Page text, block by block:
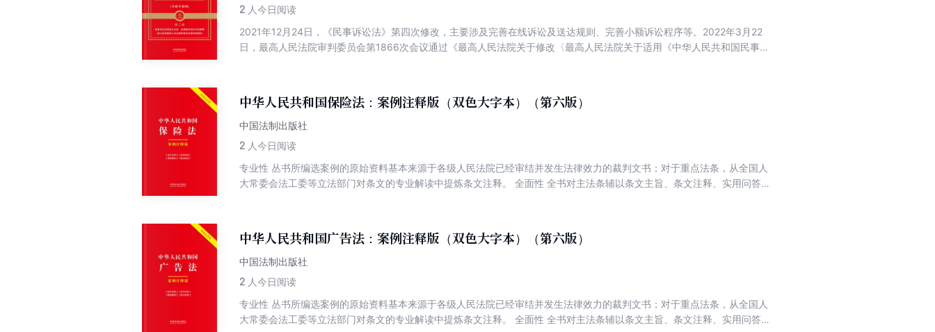
习应知应会的信访工作法规知识。 【作者简介】 中国法制出版社是中华人民共和国司法部主管主办的中央级法律类专业出版
社和国家法律法规标准文本的权威出版机构、法律专业信息服务提供商。 中国法制出版社自成立以来，认真贯彻执行党和国
家的出版方针，坚持正确的出版导向，坚持把社会效益放在首位，努力实现社会效益与经济效益相统一；坚持为全面推进科
2 人今日阅读
2021年12月24日，《民事诉讼法》第四次修改，主要涉及完善在线诉讼及送达规则、完善小额诉讼程序等。2022年3月22
日，最高人民法院审判委员会第1866次会议通过《最高人民法院关于修改〈最高人民法院关于适用《中华人民共和国民事诉
律知识。
中华人民共和国保险法：案例注释版（双色大字本）（第六版）
中国法制出版社
2 人今日阅读
专业性 丛书所编选案例的原始资料基本来源于各级人民法院已经审结并发生法律效力的裁判文书；对于重点法条，从全国人
大常委会法工委等立法部门对条文的专业解读中提炼条文注释。 全面性 全书对主法条辅以条文主旨、条文注释、实用问答、
律文件，以及相应的法律流程图表、文书等内容，方便读者查找和使用。
中华人民共和国广告法：案例注释版（双色大字本）（第六版）
中国法制出版社
2 人今日阅读
专业性 丛书所编选案例的原始资料基本来源于各级人民法院已经审结并发生法律效力的裁判文书；对于重点法条，从全国人
大常委会法工委等立法部门对条文的专业解读中提炼条文注释。 全面性 全书对主法条辅以条文主旨、条文注释、实用问答、